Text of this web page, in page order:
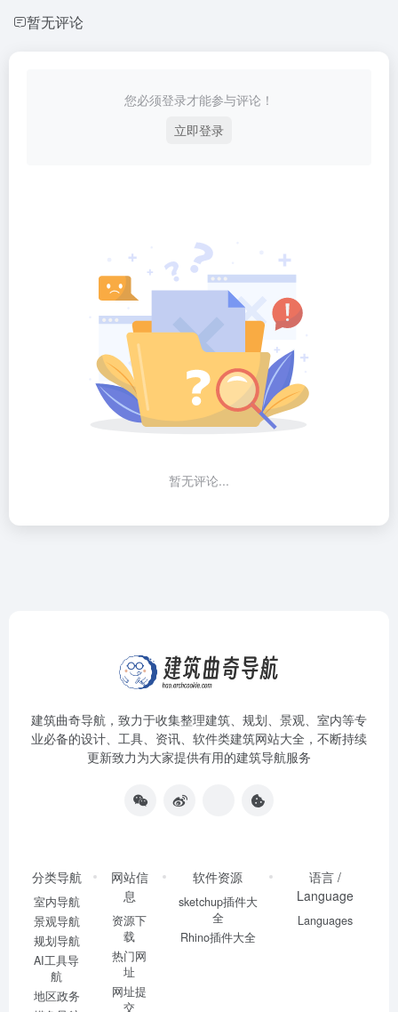
暂无评论
您必须登录才能参与评论！
立即登录
暂无评论...
建筑曲奇导航 ，致力于收集整理建筑、规划、景观、室内等专
业必备的设计、工具、资讯、软件类建筑网站大全，不断持续
更新致力为大家提供有用的建筑导航服务
分类导航
室内导航
景观导航
规划导航
AI工具导
航
地区政务
网站信
息
资源下
载
热门网
址
网址提
交
软件资源
sketchup插件大
全
Rhino插件大全
语言 /
Language
Languages